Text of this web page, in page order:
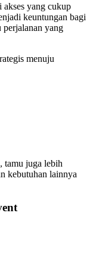
yang cukup
keuntungan bagi
perjalanan yang
menuju
tamu juga lebih
kebutuhan lainnya